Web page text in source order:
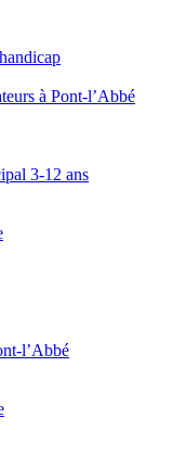
à Pont-l’Abbé
3-12 ans
l’Abbé